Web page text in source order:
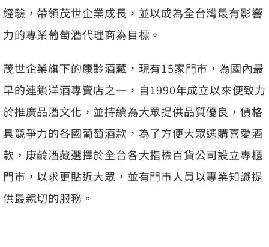
經驗，帶領茂世企業成長，並以成為全台灣最有影響
力的專業葡萄酒代理商為目標。
茂世企業旗下的康齡酒藏，現有15家門市，為國內最
早的連鎖洋酒專賣店之一，自1990年成立以來便致力
於推廣品酒文化，並持續為大眾提供品質優良，價格
具競爭力的各國葡萄酒款，為了方便大眾選購喜愛酒
款，康齡酒藏選擇於全台各大指標百貨公司設立專櫃
門市，以求更貼近大眾，並有門市人員以專業知識提
供最親切的服務。